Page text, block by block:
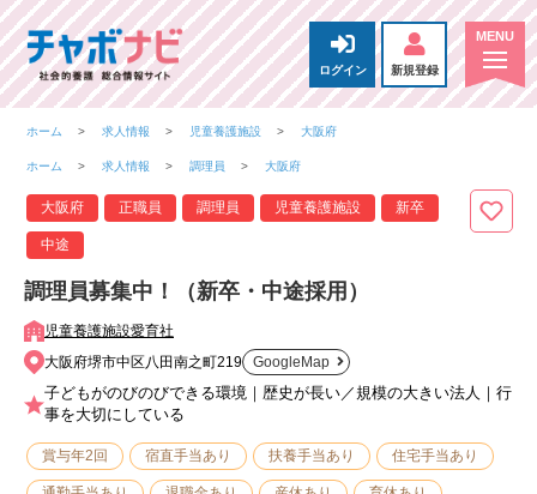
ログイン 新規登録
ホーム 求人情報 児童養護施設 大阪府
ホーム 求人情報 調理員 大阪府
大阪府 正職員 調理員 児童養護施設 新卒
中途
調理員募集中！（新卒・中途採用）
児童養護施設愛育社
大阪府堺市中区八田南之町219
GoogleMap
子どもがのびのびできる環境｜歴史が長い／規模の大きい法人｜行
事を大切にしている
賞与年2回 宿直手当あり 扶養手当あり 住宅手当あり